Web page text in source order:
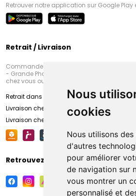
Nous
cookies
Nous utilisons
d'autres
pour améliorer
de navigation sur
vous montrer un
personnalisé et
Retrouver notre application sur Google Play
Retrait / Livraison
Commandez en ligne et venez chercher
- Grande Pharmacie d’Amiens (Fachon)
chez vous ou en point retrait
Retrait dans la pharmacie d’Amiens
Livraison chez vous
Livraison chez votre commerçant
Retrouvez-nous sur vos réseaux